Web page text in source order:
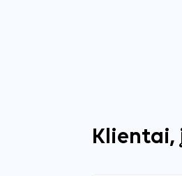
Klientai,